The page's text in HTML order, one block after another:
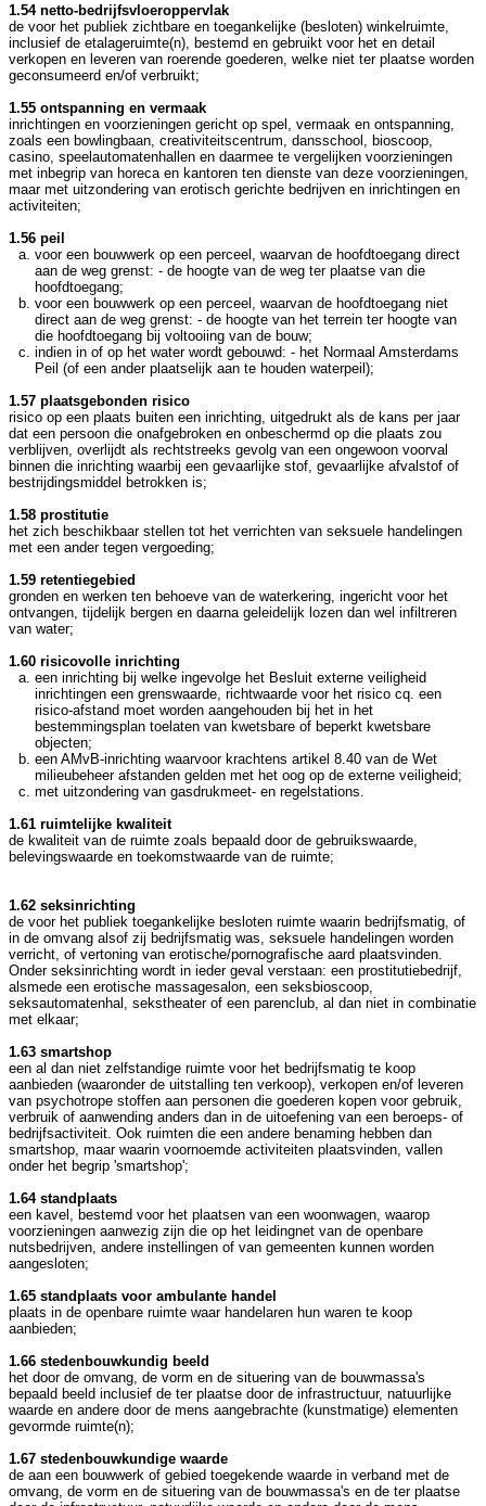
1.54 netto-bedrijfsvloeroppervlak
de voor het publiek zichtbare en toegankelijke (besloten) winkelruimte,
inclusief de etalageruimte(n), bestemd en gebruikt voor het en detail
verkopen en leveren van roerende goederen, welke niet ter plaatse worden
geconsumeerd en/of verbruikt;
1.55 ontspanning en vermaak
inrichtingen en voorzieningen gericht op spel, vermaak en ontspanning,
zoals een bowlingbaan, creativiteitscentrum, dansschool, bioscoop,
casino, speelautomatenhallen en daarmee te vergelijken voorzieningen
met inbegrip van horeca en kantoren ten dienste van deze voorzieningen,
maar met uitzondering van erotisch gerichte bedrijven en inrichtingen en
activiteiten;
1.56 peil
voor een bouwwerk op een perceel, waarvan de hoofdtoegang direct
aan de weg grenst: - de hoogte van de weg ter plaatse van die
hoofdtoegang;
voor een bouwwerk op een perceel, waarvan de hoofdtoegang niet
direct aan de weg grenst: - de hoogte van het terrein ter hoogte van
die hoofdtoegang bij voltooiing van de bouw;
indien in of op het water wordt gebouwd: - het Normaal Amsterdams
Peil (of een ander plaatselijk aan te houden waterpeil);
1.57 plaatsgebonden risico
risico op een plaats buiten een inrichting, uitgedrukt als de kans per jaar
dat een persoon die onafgebroken en onbeschermd op die plaats zou
verblijven, overlijdt als rechtstreeks gevolg van een ongewoon voorval
binnen die inrichting waarbij een gevaarlijke stof, gevaarlijke afvalstof of
bestrijdingsmiddel betrokken is;
1.58 prostitutie
het zich beschikbaar stellen tot het verrichten van seksuele handelingen
met een ander tegen vergoeding;
1.59 retentiegebied
gronden en werken ten behoeve van de waterkering, ingericht voor het
ontvangen, tijdelijk bergen en daarna geleidelijk lozen dan wel infiltreren
van water;
1.60 risicovolle inrichting
een inrichting bij welke ingevolge het Besluit externe veiligheid
inrichtingen een grenswaarde, richtwaarde voor het risico cq. een
risico-afstand moet worden aangehouden bij het in het
bestemmingsplan toelaten van kwetsbare of beperkt kwetsbare
objecten;
een AMvB-inrichting waarvoor krachtens artikel 8.40 van de Wet
milieubeheer afstanden gelden met het oog op de externe veiligheid;
met uitzondering van gasdrukmeet- en regelstations.
1.61 ruimtelijke kwaliteit
de kwaliteit van de ruimte zoals bepaald door de gebruikswaarde,
belevingswaarde en toekomstwaarde van de ruimte;
1.62 seksinrichting
de voor het publiek toegankelijke besloten ruimte waarin bedrijfsmatig, of
in de omvang alsof zij bedrijfsmatig was, seksuele handelingen worden
verricht, of vertoning van erotische/pornografische aard plaatsvinden.
Onder seksinrichting wordt in ieder geval verstaan: een prostitutiebedrijf,
alsmede een erotische massagesalon, een seksbioscoop,
seksautomatenhal, sekstheater of een parenclub, al dan niet in combinatie
met elkaar;
1.63 smartshop
een al dan niet zelfstandige ruimte voor het bedrijfsmatig te koop
aanbieden (waaronder de uitstalling ten verkoop), verkopen en/of leveren
van psychotrope stoffen aan personen die goederen kopen voor gebruik,
verbruik of aanwending anders dan in de uitoefening van een beroeps- of
bedrijfsactiviteit. Ook ruimten die een andere benaming hebben dan
smartshop, maar waarin voornoemde activiteiten plaatsvinden, vallen
onder het begrip 'smartshop';
1.64 standplaats
een kavel, bestemd voor het plaatsen van een woonwagen, waarop
voorzieningen aanwezig zijn die op het leidingnet van de openbare
nutsbedrijven, andere instellingen of van gemeenten kunnen worden
aangesloten;
1.65 standplaats voor ambulante handel
plaats in de openbare ruimte waar handelaren hun waren te koop
aanbieden;
1.66 stedenbouwkundig beeld
het door de omvang, de vorm en de situering van de bouwmassa's
bepaald beeld inclusief de ter plaatse door de infrastructuur, natuurlijke
waarde en andere door de mens aangebrachte (kunstmatige) elementen
gevormde ruimte(n);
1.67 stedenbouwkundige waarde
de aan een bouwwerk of gebied toegekende waarde in verband met de
omvang, de vorm en de situering van de bouwmassa's en de ter plaatse